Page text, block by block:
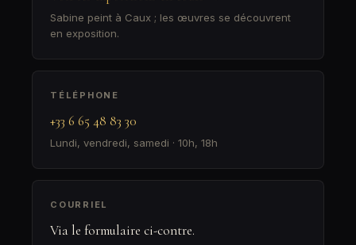
Sabine peint à Caux ; les œuvres se découvrent
en exposition.
TÉLÉPHONE
+33 6 65 48 83 30
Lundi, vendredi, samedi · 10h, 18h
COURRIEL
Via le formulaire ci-contre.